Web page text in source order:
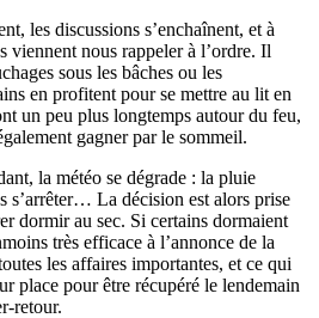
les discussions s’enchaînent, et à
viennent nous rappeler à l’ordre. Il
sous les bâches ou les
en profitent pour se mettre au lit en
un peu plus longtemps autour du feu,
gagner par le sommeil.
la météo se dégrade : la pluie
s’arrêter… La décision est alors prise
dormir au sec. Si certains dormaient
très efficace à l’annonce de la
les affaires importantes, et ce qui
place pour être récupéré le lendemain
retour.